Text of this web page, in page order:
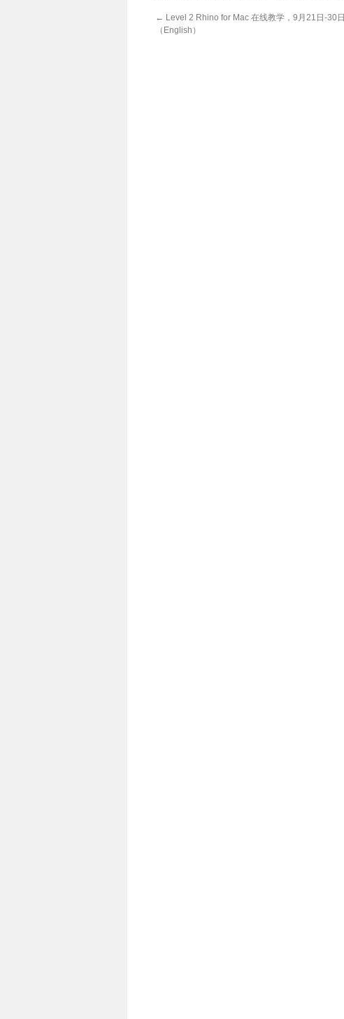
← Level 2 Rhino for Mac 在线教学，9月21日-30日
（English）